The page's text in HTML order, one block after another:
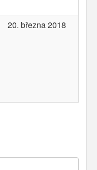
20. března 2018